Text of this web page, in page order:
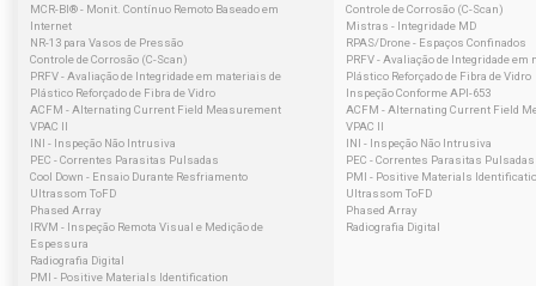
MCR-BI® - Monit. Contínuo Remoto Baseado em
Internet
NR-13 para Vasos de Pressão
Controle de Corrosão (C-Scan)
PRFV - Avaliação de Integridade em materiais de
Plástico Reforçado de Fibra de Vidro
ACFM - Alternating Current Field Measurement
VPAC II
INI - Inspeção Não Intrusiva
PEC - Correntes Parasitas Pulsadas
Cool Down - Ensaio Durante Resfriamento
Ultrassom ToFD
Phased Array
IRVM - Inspeção Remota Visual e Medição de
Espessura
Radiografia Digital
PMI - Positive Materials Identification
Controle de Corrosão (C-Scan)
Mistras - Integridade MD
RPAS/Drone - Espaços Confinados
PRFV - Avaliação de Integridade em
Plástico Reforçado de Fibra de Vidro
Inspeção Conforme API-653
ACFM - Alternating Current Field
VPAC II
INI - Inspeção Não Intrusiva
PEC - Correntes Parasitas Pulsadas
PMI - Positive Materials
Ultrassom ToFD
Phased Array
Radiografia Digital